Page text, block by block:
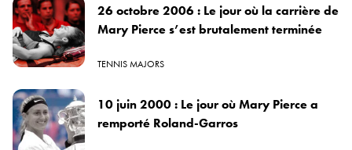
26 octobre 2006 : Le jour où la carrière de
Mary Pierce s’est brutalement terminée
TENNIS MAJORS
10 juin 2000 : Le jour où Mary Pierce a
remporté Roland-Garros